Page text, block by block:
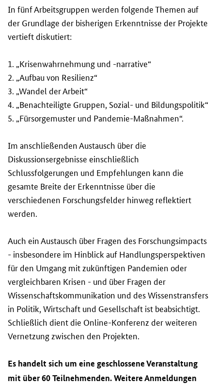
In fünf Arbeitsgruppen werden folgende Themen auf
der Grundlage der bisherigen Erkenntnisse der Projekte
vertieft diskutiert:
1.
„Krisenwahrnehmung und -narrative“
2.
„Aufbau von Resilienz“
3.
„Wandel der Arbeit“
4.
„Benachteiligte Gruppen, Sozial- und Bildungspolitik“
5.
„Fürsorgemuster und Pandemie-Maßnahmen“.
Im anschließenden Austausch über die
Diskussionsergebnisse einschließlich
Schlussfolgerungen und Empfehlungen kann die
gesamte Breite der Erkenntnisse über die
verschiedenen Forschungsfelder hinweg reflektiert
werden.
Auch ein Austausch über Fragen des Forschungsimpacts
- insbesondere im Hinblick auf Handlungsperspektiven
für den Umgang mit zukünftigen Pandemien oder
vergleichbaren Krisen - und über Fragen der
Wissenschaftskommunikation und des Wissenstransfers
in Politik, Wirtschaft und Gesellschaft ist beabsichtigt.
Schließlich dient die Online-Konferenz der weiteren
Vernetzung zwischen den Projekten.
Es handelt sich um eine geschlossene Veranstaltung
mit über 60 Teilnehmenden. Weitere Anmeldungen